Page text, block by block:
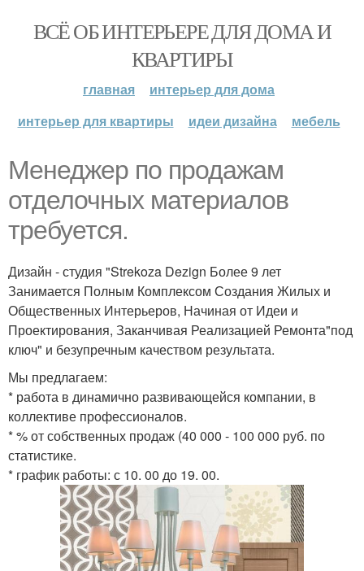
ВСЁ ОБ ИНТЕРЬЕРЕ ДЛЯ ДОМА И
КВАРТИРЫ
главная
интерьер для дома
интерьер для квартиры
идеи дизайна мебель
Менеджер по продажам
отделочных материалов
требуется.
Дизайн - студия "Strekoza Dezign Более 9 лет
Занимается Полным Комплексом Создания Жилых и
Общественных Интерьеров, Начиная от Идеи и
Проектирования, Заканчивая Реализацией Ремонта"под
ключ" и безупречным качеством результата.
Мы предлагаем:
* работа в динамично развивающейся компании, в
коллективе профессионалов.
* % от собственных продаж (40 000 - 100 000 руб. по
статистике.
* график работы: с 10. 00 до 19. 00.